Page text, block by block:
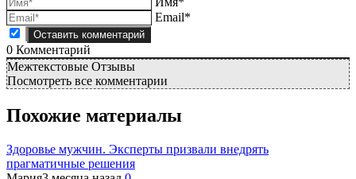
Email*
0 Комментарий
Межтекстовые Отзывы
Посмотреть все комментарии
Похожие материалы
Здоровье мужчин. Эксперты призвали внедрять
прагматичные решения